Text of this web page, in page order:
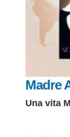
Madre
Una vita